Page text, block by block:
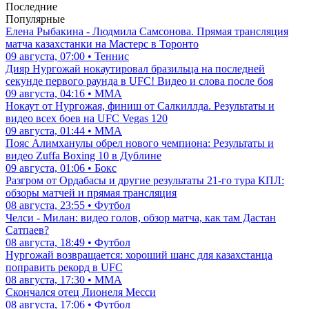
Последние
Популярные
Елена Рыбакина - Людмила Самсонова. Прямая трансляция
матча казахстанки на Мастерс в Торонто
09 августа, 07:00 • Теннис
Дияр Нургожай нокаутировал бразильца на последней
секунде первого раунда в UFC! Видео и слова после боя
09 августа, 04:16 • ММА
Нокаут от Нургожая, финиш от Салкиллда. Результаты и
видео всех боев на UFC Vegas 120
09 августа, 01:44 • ММА
Пояс Алимханулы обрел нового чемпиона: Результаты и
видео Zuffa Boxing 10 в Дублине
09 августа, 01:06 • Бокс
Разгром от Ордабасы и другие результаты 21-го тура КПЛ:
обзоры матчей и прямая трансляция
08 августа, 23:55 • Футбол
Челси - Милан: видео голов, обзор матча, как там Дастан
Сатпаев?
08 августа, 18:49 • Футбол
Нургожай возвращается: хороший шанс для казахстанца
поправить рекорд в UFC
08 августа, 17:30 • ММА
Скончался отец Лионеля Месси
08 августа, 17:06 • Футбол